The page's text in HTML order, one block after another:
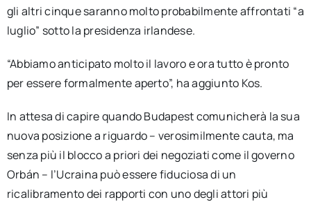
gli altri cinque saranno molto probabilmente affrontati “a
luglio” sotto la presidenza irlandese.
“Abbiamo anticipato molto il lavoro e ora tutto è pronto
per essere formalmente aperto”, ha aggiunto Kos.
In attesa di capire quando Budapest comunicherà la sua
nuova posizione a riguardo – verosimilmente cauta, ma
senza più il blocco a priori dei negoziati come il governo
Orbán – l’Ucraina può essere fiduciosa di un
ricalibramento dei rapporti con uno degli attori più